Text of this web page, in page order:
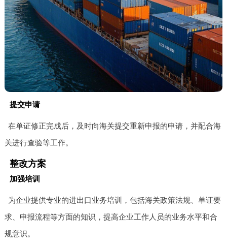
提交申请
在单证修正完成后，及时向海关提交重新申报的申请，并配合海
关进行查验等工作。
整改方案
加强培训
为企业提供专业的进出口业务培训，包括海关政策法规、单证要
求、申报流程等方面的知识，提高企业工作人员的业务水平和合
规意识。